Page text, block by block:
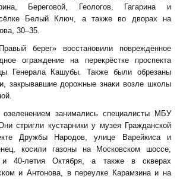
Береговой, Геологов, Гагарина и
Белый Ключ, а также во дворах на
30–35.
берег» восстановили повреждённое
ограждение на перекрёстке проспекта
Генерала Кашубы. Также были обрезаны
закрывавшие дорожные знаки возле школы
озеленением занимались специалисты МБУ
стригли кустарники у музея Гражданской
Дружбы Народов, улице Варейкиса и
косили газоны на Московском шоссе,
и 40-летия Октября, а также в скверах
и Антонова, в переулке Карамзина и на